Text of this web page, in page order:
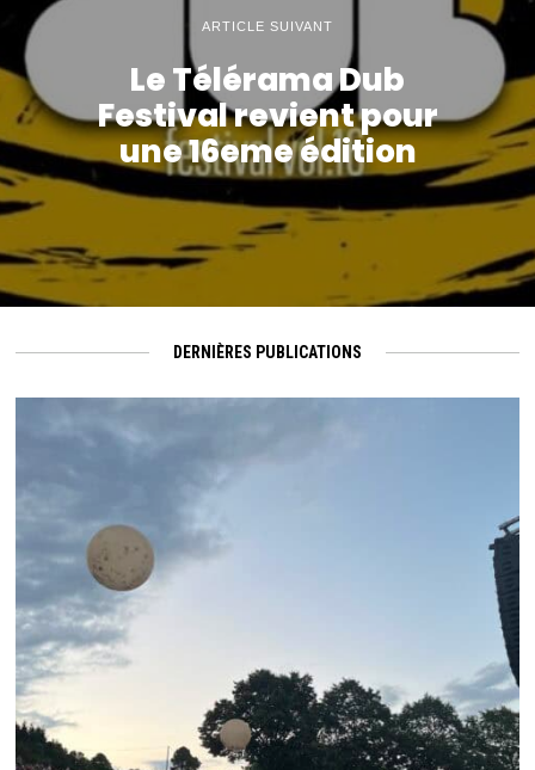
ARTICLE SUIVANT
Le Télérama Dub
Festival revient pour
une 16eme édition
DERNIÈRES PUBLICATIONS